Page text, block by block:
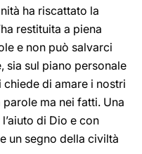
ha riscattato la
restituita a piena
e non può salvarci
sia sul piano personale
di amare i nostri
ma nei fatti. Una
di Dio e con
un segno della civiltà